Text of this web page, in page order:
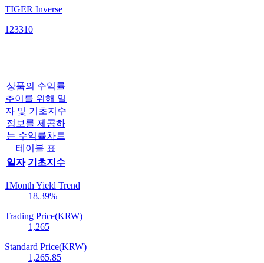
TIGER Inverse
123310
상품의 수익률
추이를 위해 일
자 및 기초지수
정보를 제공하
는 수익률차트
테이블 표
일자 기초지수
1Month Yield Trend
18.39%
Trading Price(KRW)
1,265
Standard Price(KRW)
1,265.85